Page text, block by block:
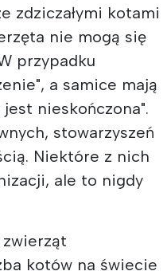
zdziczałymi kotami
nie mogą się
przypadku
a samice mają
nieskończona".
stowarzyszeń
Niektóre z nich
ale to nigdy
zwierząt
kotów na świecie